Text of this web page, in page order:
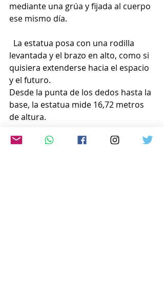
mediante una grúa y fijada al cuerpo
ese mismo día.
La estatua posa con una rodilla
levantada y el brazo en alto, como si
quisiera extenderse hacia el espacio
y el futuro.
Desde la punta de los dedos hasta la
base, la estatua mide 16,72 metros
de altura.
Junto a la estatua de Gundam, se